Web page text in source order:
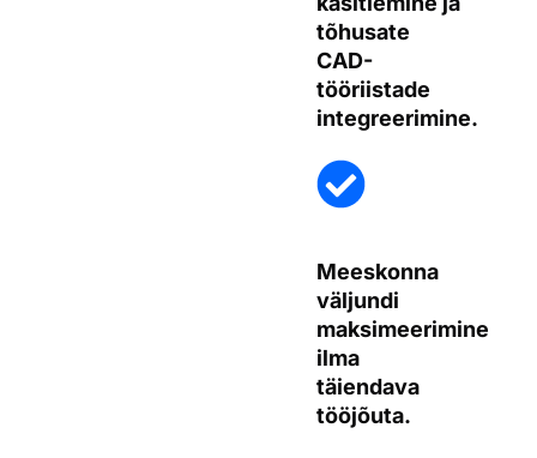
tõhusate
CAD-
tööriistade
integreerimine.
Meeskonna
väljundi
maksimeerimine
ilma
täiendava
tööjõuta.